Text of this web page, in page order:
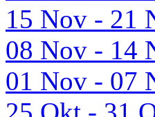
15 Nov - 21
08 Nov - 14
01 Nov - 07